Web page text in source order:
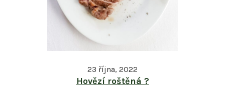
23 října, 2022
Hovězí roštěná ?